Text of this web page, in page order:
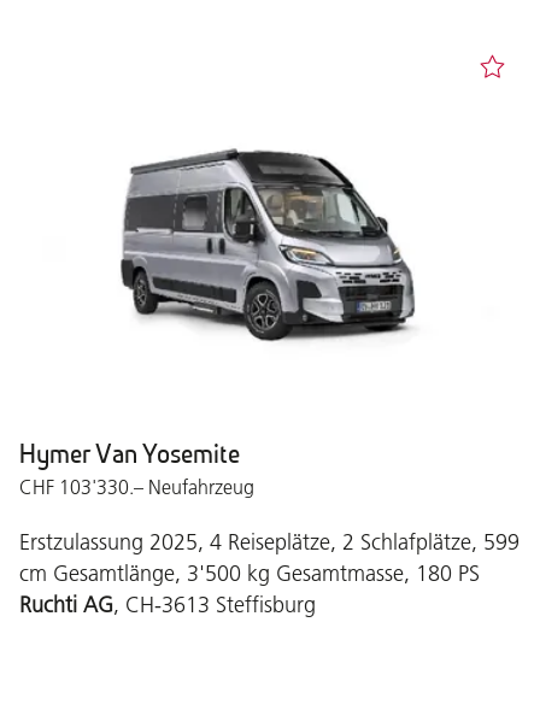
Hymer Van Yosemite
CHF 103'330.– Neufahrzeug
Erstzulassung 2025, 4 Reiseplätze, 2 Schlafplätze, 599
cm Gesamtlänge, 3'500 kg Gesamtmasse, 180 PS
Ruchti AG, CH-3613 Steffisburg